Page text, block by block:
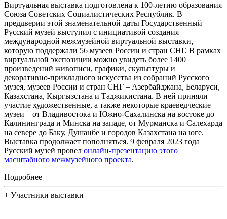
Виртуальная выставка подготовлена к 100-летию образования
Союза Советских Социалистических Республик. В
преддверии этой знаменательной даты Государственный
Русский музей выступил с инициативой создания
международной межмузейной виртуальной выставки,
которую поддержали 56 музеев России и стран СНГ. В рамках
виртуальной экспозиции можно увидеть более 1400
произведений живописи, графики, скульптуры и
декоративно-прикладного искусства из собраний Русского
музея, музеев России и стран СНГ – Азербайджана, Беларуси,
Казахстана, Кыргызстана и Таджикистана. В ней приняли
участие художественные, а также некоторые краеведческие
музеи – от Владивостока и Южно-Сахалинска на востоке до
Калининграда и Минска на западе, от Мурманска и Салехарда
на севере до Баку, Душанбе и городов Казахстана на юге.
Выставка продолжает пополняться. 9 февраля 2023 года
Русский музей провел онлайн-презентацию этого
масштабного межмузейного проекта.
Подробнее
+ Участники выставки